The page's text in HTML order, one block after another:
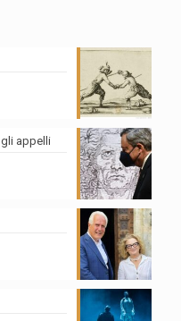
gli appelli